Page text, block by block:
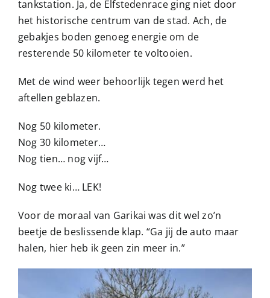
tankstation. Ja, de Elfstedenrace ging niet door
het historische centrum van de stad. Ach, de
gebakjes boden genoeg energie om de
resterende 50 kilometer te voltooien.
Met de wind weer behoorlijk tegen werd het
aftellen geblazen.
Nog 50 kilometer.
Nog 30 kilometer…
Nog tien… nog vijf…
Nog twee ki… LEK!
Voor de moraal van Garikai was dit wel zo’n
beetje de beslissende klap. “Ga jij de auto maar
halen, hier heb ik geen zin meer in.”